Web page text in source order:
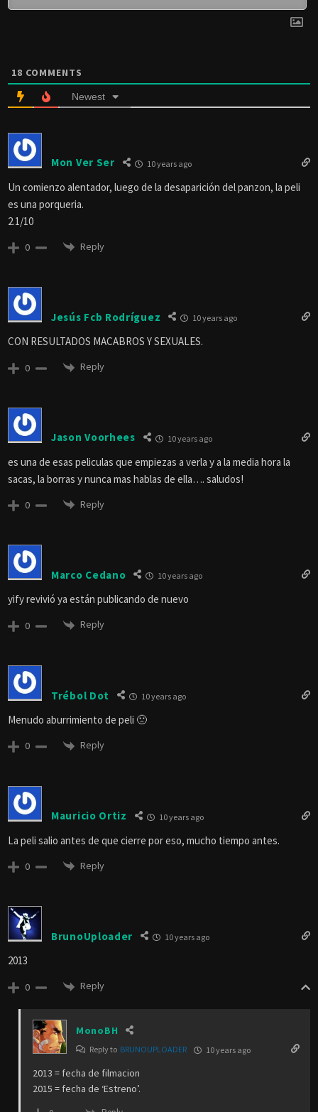
18 COMMENTS
Newest
Mon Ver Ser 10 years ago
Un comienzo alentador, luego de la desaparición del panzon, la peli
es una porqueria.
2.1/10
0 Reply
Jesús Fcb Rodríguez 10 years ago
CON RESULTADOS MACABROS Y SEXUALES.
0 Reply
Jason Voorhees 10 years ago
es una de esas peliculas que empiezas a verla y a la media hora la
sacas, la borras y nunca mas hablas de ella…. saludos!
0 Reply
Marco Cedano 10 years ago
yify revivió ya están publicando de nuevo
0 Reply
Trébol Dot 10 years ago
Menudo aburrimiento de peli 🙁
0 Reply
Mauricio Ortiz 10 years ago
La peli salio antes de que cierre por eso, mucho tiempo antes.
0 Reply
BrunoUploader 10 years ago
2013
0 Reply
MonoBH
Reply to BRUNOUPLOADER 10 years ago
2013 = fecha de filmacion
2015 = fecha de ‘Estreno’.